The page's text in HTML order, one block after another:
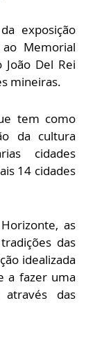
exposição
Memorial
Del Rei
mineiras.
tem como
da cultura
cidades
14 cidades
as
das
idealizada
a fazer uma
das